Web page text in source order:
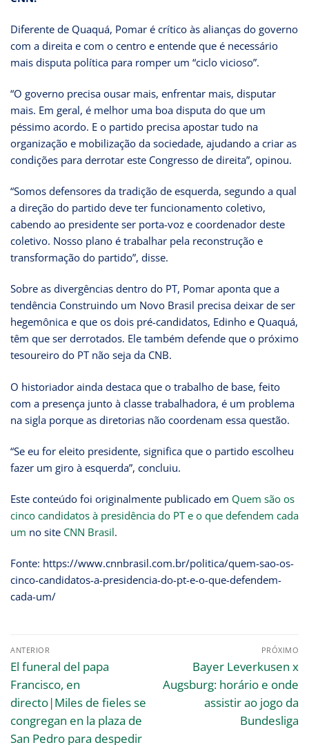
Diferente de Quaquá, Pomar é crítico às alianças do governo
com a direita e com o centro e entende que é necessário
mais disputa política para romper um “ciclo vicioso”.
“O governo precisa ousar mais, enfrentar mais, disputar
mais. Em geral, é melhor uma boa disputa do que um
péssimo acordo. E o partido precisa apostar tudo na
organização e mobilização da sociedade, ajudando a criar as
condições para derrotar este Congresso de direita”, opinou.
“Somos defensores da tradição de esquerda, segundo a qual
a direção do partido deve ter funcionamento coletivo,
cabendo ao presidente ser porta-voz e coordenador deste
coletivo. Nosso plano é trabalhar pela reconstrução e
transformação do partido”, disse.
Sobre as divergências dentro do PT, Pomar aponta que a
tendência Construindo um Novo Brasil precisa deixar de ser
hegemônica e que os dois pré-candidatos, Edinho e Quaquá,
têm que ser derrotados. Ele também defende que o próximo
tesoureiro do PT não seja da CNB.
O historiador ainda destaca que o trabalho de base, feito
com a presença junto à classe trabalhadora, é um problema
na sigla porque as diretorias não coordenam essa questão.
“Se eu for eleito presidente, significa que o partido escolheu
fazer um giro à esquerda”, concluiu.
Este conteúdo foi originalmente publicado em Quem são os
cinco candidatos à presidência do PT e o que defendem cada
um no site CNN Brasil.
Fonte: https://www.cnnbrasil.com.br/politica/quem-sao-os-
cinco-candidatos-a-presidencia-do-pt-e-o-que-defendem-
cada-um/
ANTERIOR
El funeral del papa
Francisco, en
directo|Miles de fieles se
congregan en la plaza de
San Pedro para despedir
PRÓXIMO
Bayer Leverkusen x
Augsburg: horário e onde
assistir ao jogo da
Bundesliga